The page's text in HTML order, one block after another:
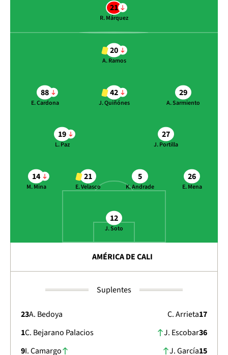
21
R. Márquez
12
J. Soto
26
E. Mena
5
K. Andrade
21
E. Velasco
14
M. Mina
27
J. Portilla
19
L. Paz
29
A. Sarmiento
42
J. Quiñónes
88
E. Cardona
20
A. Ramos
AMÉRICA DE CALI
Suplentes
23A. Bedoya
1C. Bejarano Palacios
9I. Camargo
17
C. Arrieta
36
J. Escobar
15
J. García